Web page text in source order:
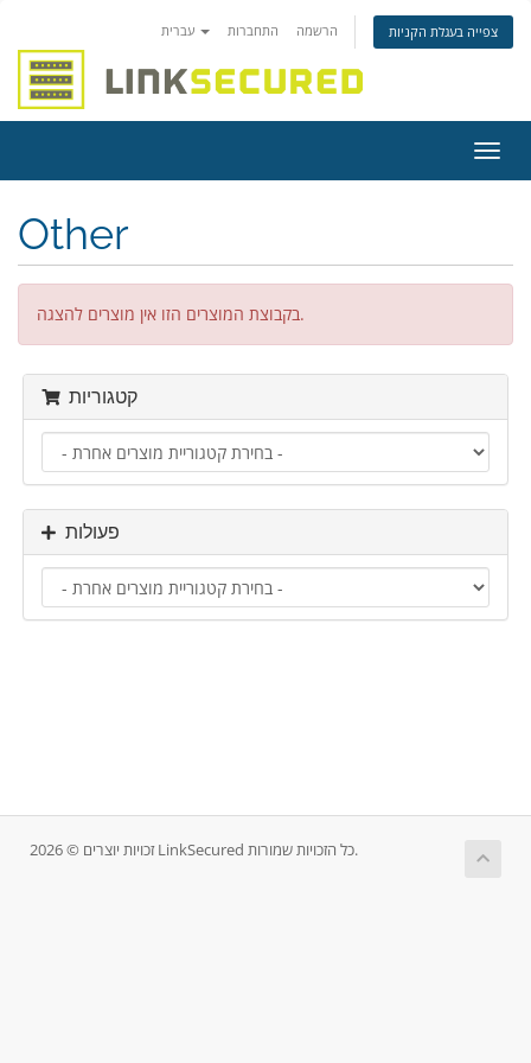
התחברות הרשמה צפייה בעגלת הקניות
ניווט
Other
בקבוצת המוצרים הזו אין מוצרים להצגה.
קטגוריות
פעולות
זכויות יוצרים © 2026 LinkSecured כל הזכויות שמורות.